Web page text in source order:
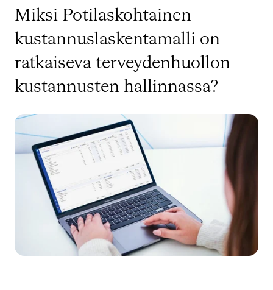
Miksi Potilaskohtainen
kustannuslaskentamalli on
ratkaiseva terveydenhuollon
kustannusten hallinnassa?